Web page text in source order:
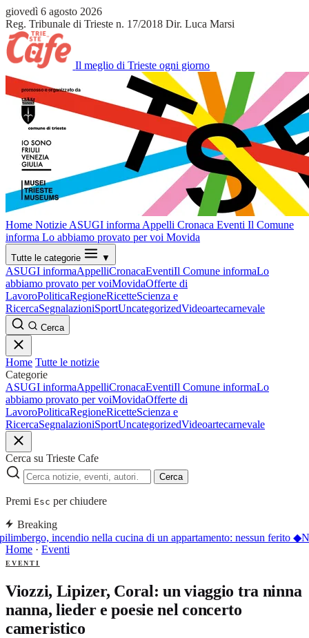
giovedì 6 agosto 2026
Reg. Tribunale di Trieste n. 17/2018 Dir. Luca Marsi
Il meglio di Trieste ogni giorno
Home Notizie ASUGI informa Appelli Cronaca Eventi Il Comune
informa Lo abbiamo provato per voi Movida
Tutte le categorie ▼
ASUGI informaAppelliCronacaEventiIl Comune informaLo
abbiamo provato per voiMovidaOfferte di
LavoroPoliticaRegioneRicetteScienza e
RicercaSegnalazioniSportUncategorizedVideoartecarnevale
Cerca
Home Tutte le notizie
Categorie
ASUGI informaAppelliCronacaEventiIl Comune informaLo
abbiamo provato per voiMovidaOfferte di
LavoroPoliticaRegioneRicetteScienza e
RicercaSegnalazioniSportUncategorizedVideoartecarnevale
Cerca su Trieste Cafe
Cerca
Premi Esc per chiudere
Breaking
incendio nella cucina di un appartamento: nessun ferito◆
Home · Eventi
EVENTI
Viozzi, Lipizer, Coral: un viaggio tra ninna
nanna, lieder e poesie nel concerto
cameristico